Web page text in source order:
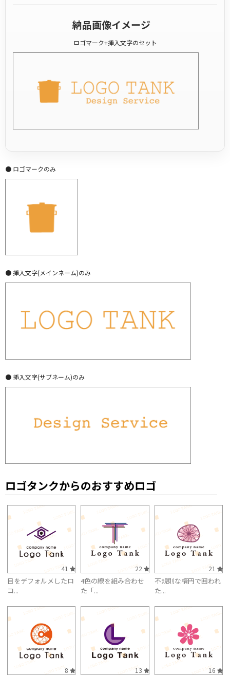
納品画像イメージ
ロゴマーク+挿入文字のセット
● ロゴマークのみ
● 挿入文字(メインネーム)のみ
● 挿入文字(サブネーム)のみ
ロゴタンクからのおすすめロゴ
41
目をデフォルメしたロ
コ...
22
4色の線を組み合わせ
た「...
21
不規則な楕円で囲われ
た...
8 13 16